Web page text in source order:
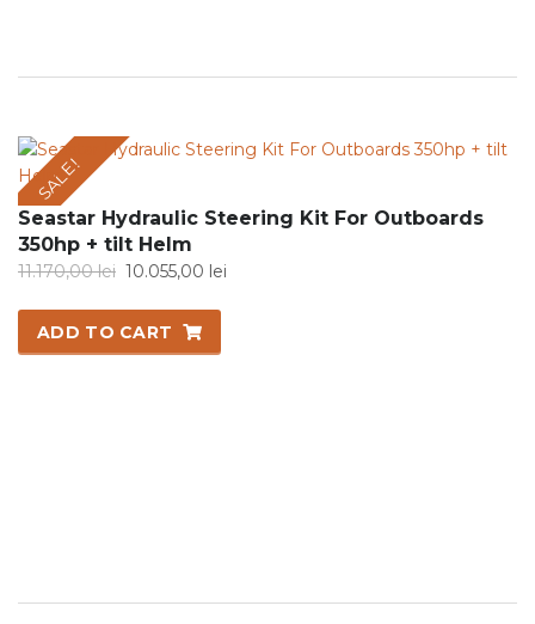
SALE!
Seastar Hydraulic Steering Kit For Outboards
350hp + tilt Helm
11.170,00lei Original
was:
11.170,00 lei.
10.055,00 lei
ADD TO CART